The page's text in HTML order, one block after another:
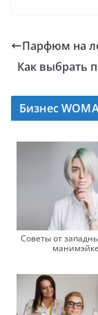
Парфюм на
Как выбрать
Бизнес
Советы от